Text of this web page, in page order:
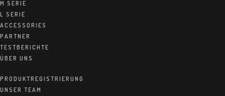
M SERIE
L SERIE
ACCESSORIES
PARTNER
TESTBERICHTE
ÜBER UNS
PRODUKTREGISTRIERUNG
UNSER TEAM